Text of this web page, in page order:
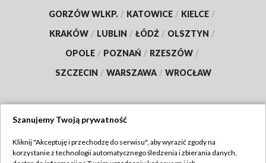
GORZÓW WLKP. / KATOWICE / KIELCE /
KRAKÓW / LUBLIN / ŁÓDŹ / OLSZTYN /
OPOLE / POZNAŃ / RZESZÓW /
SZCZECIN / WARSZAWA / WROCŁAW
TVP
Szanujemy Twoją prywatność
Kliknij "Akceptuję i przechodzę do serwisu", aby wyrazić zgody na
korzystanie z technologii automatycznego śledzenia i zbierania danych,